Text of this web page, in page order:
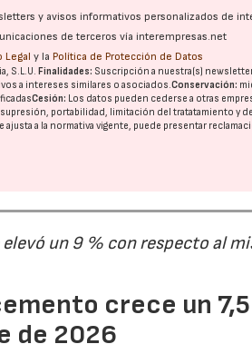
y avisos informativos personalizados de
de terceros vía interempresas.net
Legal y la Política de Protección de Datos
S.L.U.Finalidades: Suscripción a nuestra(s)
a intereses similares o asociados.Conservación:
Cesión: Los datos pueden cederse a otras
portabilidad, limitación del tratatamiento y
a la normativa vigente, puede presentar
un 9 % con respecto al
crece un
de 2026